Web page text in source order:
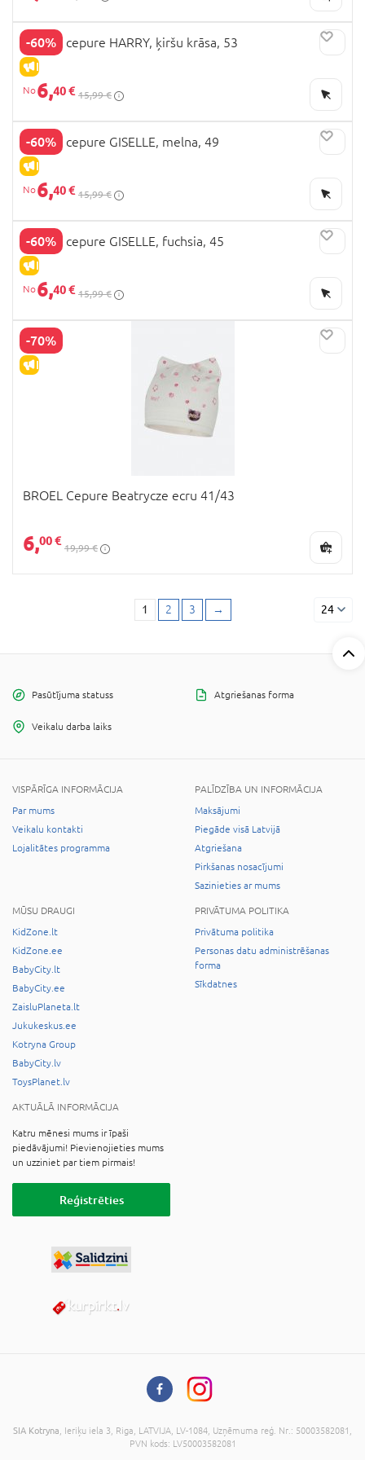
-60%
IZPĀRDOŠANA
BROEL cepure HARRY, ķiršu krāsa, 53
6,40 € 15,99 €
-60%
IZPĀRDOŠANA
BROEL cepure GISELLE, melna, 49
6,40 € 15,99 €
-60%
IZPĀRDOŠANA
BROEL cepure GISELLE, fuchsia, 45
6,40 € 15,99 €
-70%
IZPĀRDOŠANA
BROEL Cepure Beatrycze ecru 41/43
6,00 €
19,99 €
1 2 3 → 24
Pasūtījuma statuss Atgriešanas forma
Veikalu darba laiks
VISPĀRĪGA INFORMĀCIJA
Par mums
Veikalu kontakti
Lojalitātes programma
PALĪDZĪBA UN INFORMĀCIJA
Maksājumi
Piegāde visā Latvijā
Atgriešana
Pirkšanas nosacījumi
Sazinieties ar mums
MŪSU DRAUGI
KidZone.lt
KidZone.ee
BabyCity.lt
BabyCity.ee
ZaisluPlaneta.lt
Jukukeskus.ee
Kotryna Group
BabyCity.lv
ToysPlanet.lv
PRIVĀTUMA POLITIKA
Privātuma politika
Personas datu administrēšanas
forma
Sīkdatnes
AKTUĀLĀ INFORMĀCIJA
Katru mēnesi mums ir īpaši
piedāvājumi! Pievienojieties mums
un uzziniet par tiem pirmais!
Reģistrēties
SIA Kotryna , Ieriķu iela 3, Riga, LATVIJA, LV-1084, Uzņēmuma reģ. Nr.: 50003582081,
PVN kods: LV50003582081